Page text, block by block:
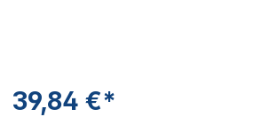
39,84 €*